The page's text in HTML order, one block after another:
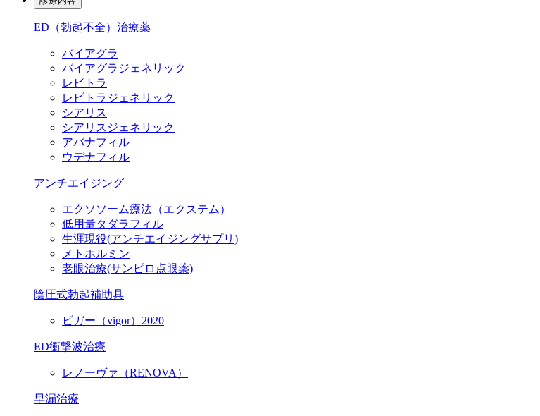
ED（勃起不全）治療薬
バイアグラ
バイアグラジェネリック
レビトラ
レビトラジェネリック
シアリス
シアリスジェネリック
アバナフィル
ウデナフィル
アンチエイジング
エクソソーム療法（エクステム）
低用量タダラフィル
生涯現役(アンチエイジングサプリ)
メトホルミン
老眼治療(サンピロ点眼薬)
陰圧式勃起補助具
ビガー（vigor）2020
ED衝撃波治療
レノーヴァ（RENOVA）
早漏治療